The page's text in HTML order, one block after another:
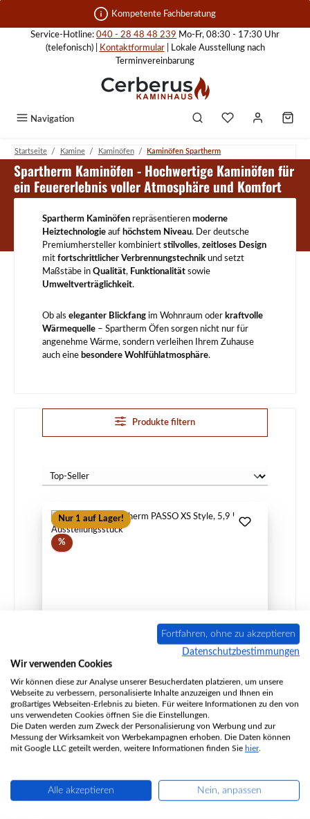
Zum Hauptinhalt springen Kompetente Fachberatung
Service-Hotline: 040 - 28 48 48 239 Mo-Fr, 08:30 - 17:30 Uhr
(telefonisch) |
Kontaktformular| Lokale Ausstellung nach
Terminvereinbarung
Navigation
Startseite / Kamine / Kaminöfen / Kaminöfen Spartherm
Kaminöfen Spartherm
Spartherm Kaminöfen - Hochwertige Kaminöfen für
ein Feuererlebnis voller Atmosphäre und Komfort
Spartherm Kaminöfen repräsentieren moderne
Heiztechnologie auf höchstem Niveau. Der deutsche
Premiumhersteller kombiniert stilvolles, zeitloses Design
mit fortschrittlicher Verbrennungstechnik und setzt
Maßstäbe in Qualität, Funktionalität sowie
Umweltverträglichkeit.
Ob als eleganter Blickfang im Wohnraum oder kraftvolle
Wärmequelle – Spartherm Öfen sorgen nicht nur für
angenehme Wärme, sondern verleihen Ihrem Zuhause
auch eine besondere Wohlfühlatmosphäre.
Produkte filtern
Nur 1 auf Lager!
%Rabatt
Kaminofen Spartherm PASSO XS Style, 5,9 kW -
Ausstellungsstück
Ausführung:Verkleidung Perle
Produktnummer: SM40000035+1084336-AS
Hersteller:Spartherm
Verkaufspreis:
4.729,10 € Regulärer Preis:
4.978,00 € (5% gespart)
Fortfahren, ohne zu akzeptieren
Datenschutzbestimmungen
Wir verwenden Cookies
Wir können diese zur Analyse unserer Besucherdaten platzieren, um unsere
Webseite zu verbessern, personalisierte Inhalte anzuzeigen und Ihnen ein
großartiges Webseiten-Erlebnis zu bieten. Für weitere Informationen zu den von
uns verwendeten Cookies öffnen Sie die Einstellungen.
Die Daten werden zum Zweck der Personalisierung von Werbung und zur
Messung der Wirksamkeit von Werbekampagnen erhoben. Die Daten können
mit Google LLC geteilt werden, weitere Informationen finden Sie hier.
Alle akzeptieren Nein, anpassen